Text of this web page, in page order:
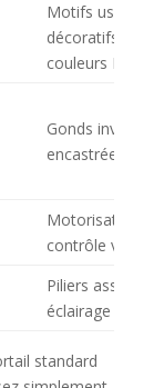
Motifs usinés,
décoratifs,
couleurs RAL
Gonds
encastrées,
Motorisation
contrôle via
Piliers assortis,
éclairage design
standard